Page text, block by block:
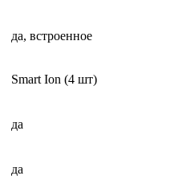
да, встроенное
Smart Ion (4 шт)
да
да